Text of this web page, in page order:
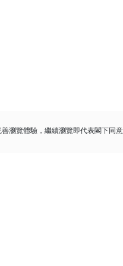
瀏覽體驗，繼續瀏覽即代表閣下同